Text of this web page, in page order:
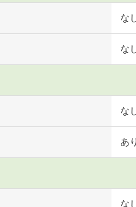
な
な
な
あり
な